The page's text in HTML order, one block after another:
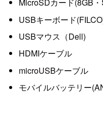
MicroSDカード(8GB
USBキーボード
USBマウス（Dell)
HDMIケーブル
microUSBケーブル
モバイルバッテリー